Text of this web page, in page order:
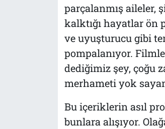
parçalanmış aileler,
kalktığı hayatlar ön
ve uyuşturucu gibi
pompalanıyor.
dediğimiz şey, çoğu
merhameti yok
Bu içeriklerin asıl
bunlara alışıyor.